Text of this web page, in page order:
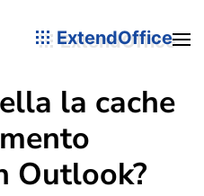
ExtendOffice
la cache
Outlook?